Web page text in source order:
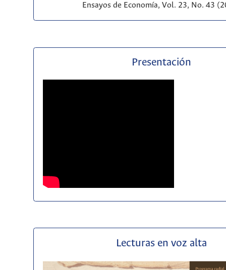
Ensayos de Economía, Vol. 23, No. 43
Presentación
Lecturas en voz alta